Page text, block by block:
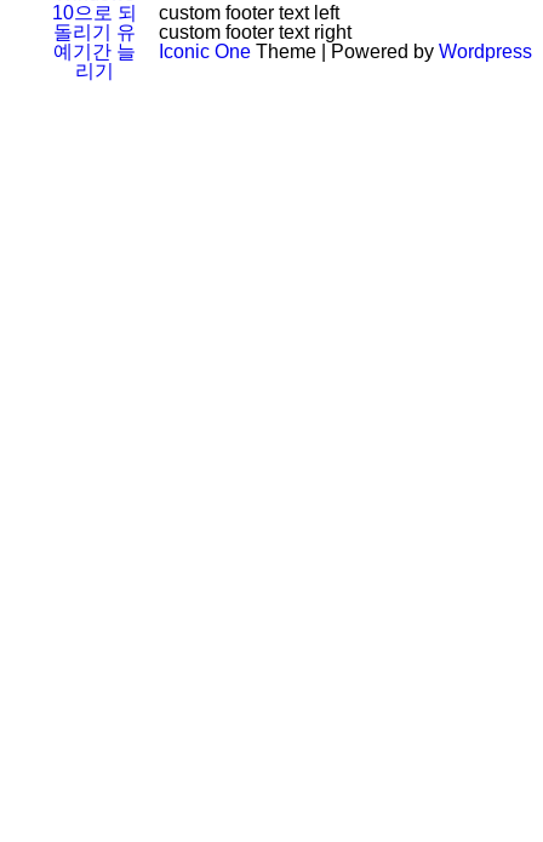
custom footer text left
custom footer text right
Iconic One Theme | Powered by Wordpress